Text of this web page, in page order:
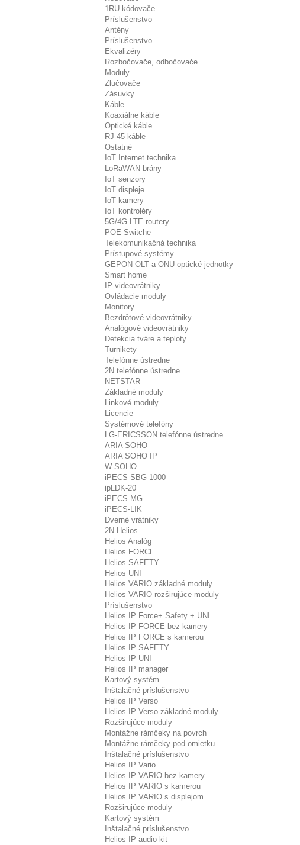
1RU kódovače
Príslušenstvo
Antény
Príslušenstvo
Ekvalizéry
Rozbočovače, odbočovače
Moduly
Zlučovače
Zásuvky
Káble
Koaxiálne káble
Optické káble
RJ-45 káble
Ostatné
IoT Internet technika
LoRaWAN brány
IoT senzory
IoT displeje
IoT kamery
IoT kontroléry
5G/4G LTE routery
POE Switche
Telekomunikačná technika
Prístupové systémy
GEPON OLT a ONU optické jednotky
Smart home
IP videovrátniky
Ovládacie moduly
Monitory
Bezdrôtové videovrátniky
Analógové videovrátniky
Detekcia tváre a teploty
Turnikety
Telefónne ústredne
2N telefónne ústredne
NETSTAR
Základné moduly
Linkové moduly
Licencie
Systémové telefóny
LG-ERICSSON telefónne ústredne
ARIA SOHO
ARIA SOHO IP
W-SOHO
iPECS SBG-1000
ipLDK-20
iPECS-MG
iPECS-LIK
Dverné vrátniky
2N Helios
Helios Analóg
Helios FORCE
Helios SAFETY
Helios UNI
Helios VARIO základné moduly
Helios VARIO rozširujúce moduly
Príslušenstvo
Helios IP Force+ Safety + UNI
Helios IP FORCE bez kamery
Helios IP FORCE s kamerou
Helios IP SAFETY
Helios IP UNI
Helios IP manager
Kartový systém
Inštalačné príslušenstvo
Helios IP Verso
Helios IP Verso základné moduly
Rozširujúce moduly
Montážne rámčeky na povrch
Montážne rámčeky pod omietku
Inštalačné príslušenstvo
Helios IP Vario
Helios IP VARIO bez kamery
Helios IP VARIO s kamerou
Helios IP VARIO s displejom
Rozširujúce moduly
Kartový systém
Inštalačné príslušenstvo
Helios IP audio kit